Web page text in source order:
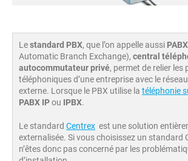
Lestandard PBX, que l’on appelle aussi PABX
Automatic Branch Exchange), central
autocommutateur privé, permet de relier les
téléphoniques d’une entreprise avec le
externe. Lorsque le PBX utilise la téléphonie
PABX IPou IPBX.
Le standard Centrex est une solution
externalisée. Si vous choisissez un standard
n’êtes donc pas concerné par les